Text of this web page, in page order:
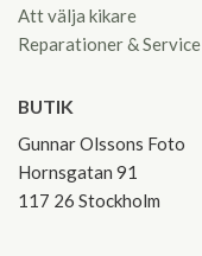
Att välja kikare
Reparationer & Service
BUTIK
Gunnar Olssons Foto
Hornsgatan 91
117 26 Stockholm